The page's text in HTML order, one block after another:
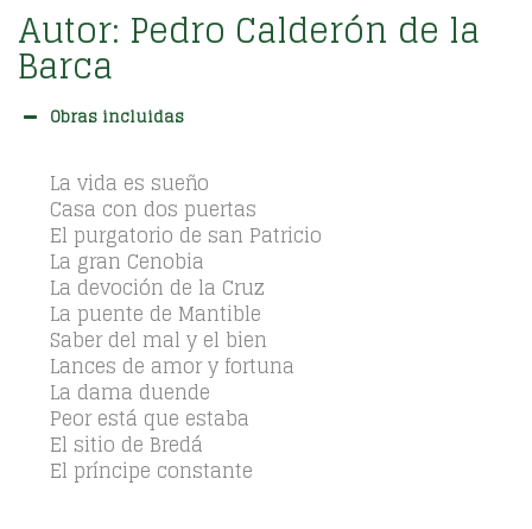
Autor: Pedro Calderón de la
Barca
Obras incluidas
La vida es sueño
Casa con dos puertas
El purgatorio de san Patricio
La gran Cenobia
La devoción de la Cruz
La puente de Mantible
Saber del mal y el bien
Lances de amor y fortuna
La dama duende
Peor está que estaba
El sitio de Bredá
El príncipe constante